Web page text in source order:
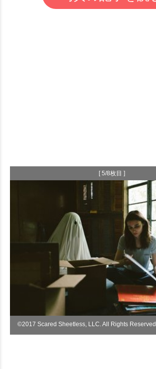
[ 5/8枚目 ]
©︎2017 Scared Sheetless, LLC. All Rights Reserved.